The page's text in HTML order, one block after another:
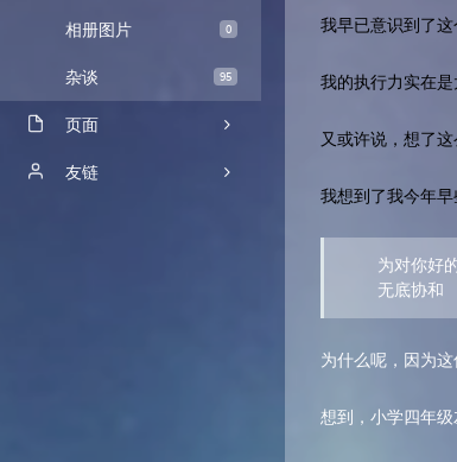
0
相册图片
95
杂谈
页面
时光机
友链
我早已意识到了这
我的执行力实在是
又或许说，想了
我想到了我今年早
为对你好
无底协和
为什么呢，因为这
想到，小学四年